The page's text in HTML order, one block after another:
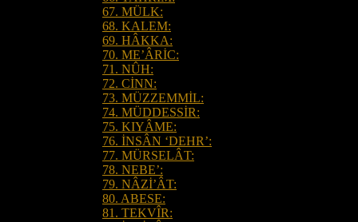
67. MÜLK:
68. KALEM:
69. HÂKKA:
70. ME’ÂRİC:
71. NÛH:
72. CİNN:
73. MÜZZEMMİL:
74. MÜDDESSİR:
75. KIYÂME:
76. İNSÂN ‘DEHR’:
77. MÜRSELÂT:
78. NEBE’:
79. NÂZİ’ÂT:
80. ABESE:
81. TEKVÎR: